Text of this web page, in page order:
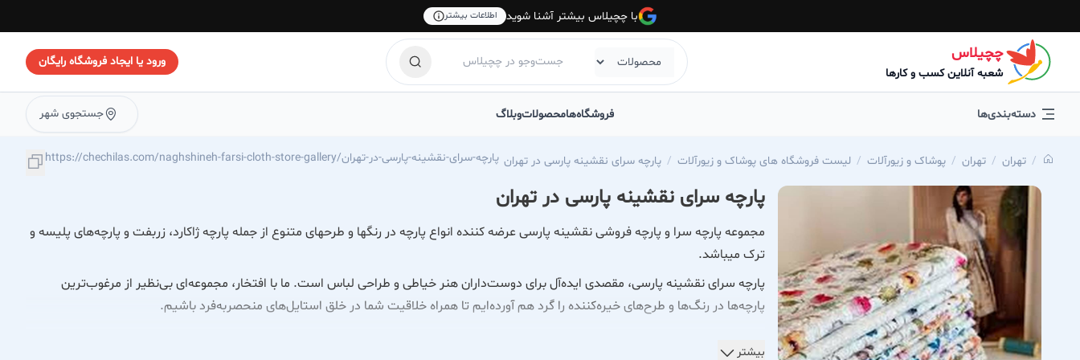
با چچیلاس بیشتر آشنا شوید اطلاعات بیشتر
چچیلاس
شعبه آنلاین کسب و کارها
ورود یا ایجاد فروشگاه رایگان
دسته‌بندی‌ها فروشگاه‌هامحصولاتوبلاگ جستجوی شهر
تهران تهران پوشاک و زیورآلات لیست فروشگاه های پوشاک و زیورآلات پارچه سرای نقشینه پارسی در تهران https://chechilas.com/naghshineh-farsi-cloth-store-gallery/پارچه-سرای-نقشینه-پارسی-در-تهران
پارچه سرای نقشینه پارسی در تهران
مجموعه پارچه سرا و پارچه فروشی نقشینه پارسی عرضه کننده انواع پارچه در رنگها و طرحهای متنوع از جمله پارچه ژاکارد، زربفت و پارچه‌های پلیسه و
ترک میباشد.
پارچه سرای نقشینه پارسی، مقصدی ایده‌آل برای دوست‌داران هنر خیاطی و طراحی لباس است. ما با افتخار، مجموعه‌ای بی‌نظیر از مرغوب‌ترین
پارچه‌ها در رنگ‌ها و طرح‌های خیره‌کننده را گرد هم آورده‌ایم تا همراه خلاقیت شما در خلق استایل‌های منحصربه‌فرد باشیم.
در نقشینه پارسی، تنوع بی‌نظیری از پارچه‌های تخصصی را خواهید یافت:
بیشتر